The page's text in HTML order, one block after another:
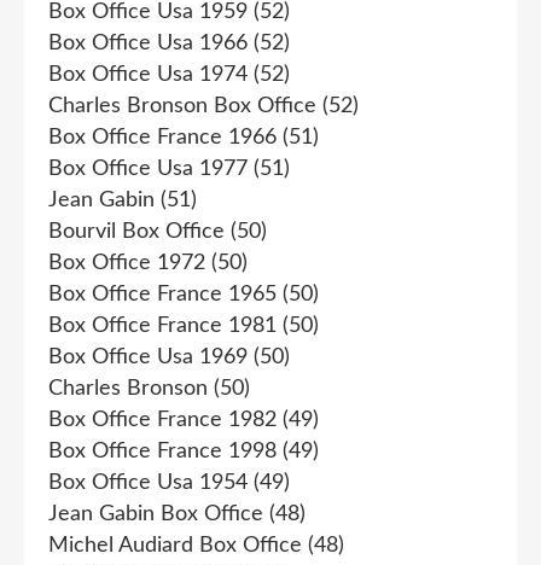
Box Office Usa 1959 (52)
Box Office Usa 1966 (52)
Box Office Usa 1974 (52)
Charles Bronson Box Office (52)
Box Office France 1966 (51)
Box Office Usa 1977 (51)
Jean Gabin (51)
Bourvil Box Office (50)
Box Office 1972 (50)
Box Office France 1965 (50)
Box Office France 1981 (50)
Box Office Usa 1969 (50)
Charles Bronson (50)
Box Office France 1982 (49)
Box Office France 1998 (49)
Box Office Usa 1954 (49)
Jean Gabin Box Office (48)
Michel Audiard Box Office (48)